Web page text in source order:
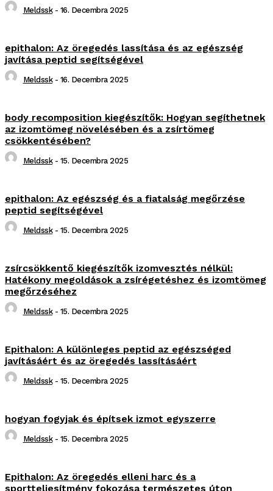
Meldssk - 16. Decembra 2025
epithalon: Az öregedés lassítása és az egészség
javítása peptid segítségével
Meldssk - 16. Decembra 2025
body recomposition kiegészítők: Hogyan segíthetnek
az izomtömeg növelésében és a zsírtömeg
csökkentésében?
Meldssk - 15. Decembra 2025
epithalon: Az egészség és a fiatalság megőrzése
peptid segítségével
Meldssk - 15. Decembra 2025
zsírcsökkentő kiegészítők izomvesztés nélkül:
Hatékony megoldások a zsírégetéshez és izomtömeg
megőrzéséhez
Meldssk - 15. Decembra 2025
Epithalon: A különleges peptid az egészséged
javításáért és az öregedés lassításáért
Meldssk - 15. Decembra 2025
hogyan fogyjak és építsek izmot egyszerre
Meldssk - 15. Decembra 2025
Epithalon: Az öregedés elleni harc és a
sportteljesítmény fokozása természetes úton